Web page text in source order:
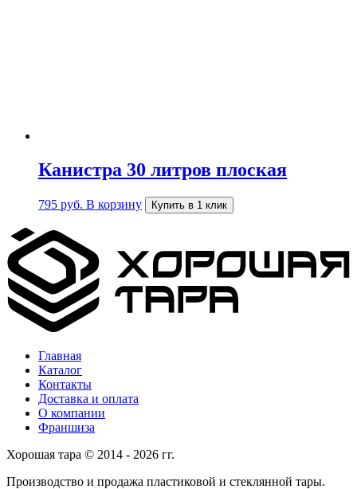
Канистра 30 литров плоская
795 руб. В корзину Купить в 1 клик
Главная
Каталог
Контакты
Доставка и оплата
О компании
Франшиза
Хорошая тара © 2014 - 2026 гг.
Производство и продажа пластиковой и стеклянной тары.